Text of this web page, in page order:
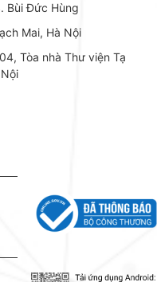
tín trong
lý. Các
Bùi Đức Hùng
Mai, Hà Nội
Tòa nhà Thư viện Tạ